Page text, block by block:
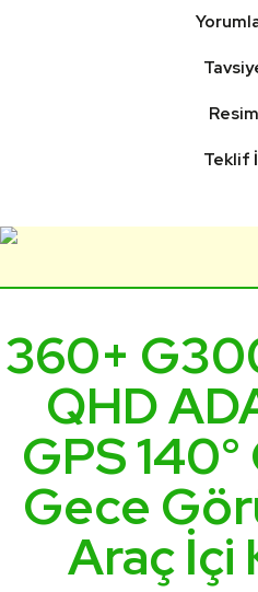
Teklif
360+
QHD
GPS 140°
Gece
Araç İçi